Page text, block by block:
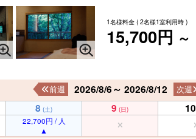
1名様料金 ( 2名様1室利用時 )
15,700円 ～
2026/8/6～ 2026/8/12
前週 次週
8 (土) 9 (日) 10
22,700円 / 人